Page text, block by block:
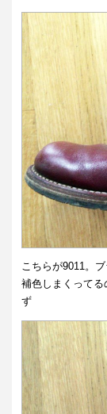
こちらが9011。
補色しまくってる
ず